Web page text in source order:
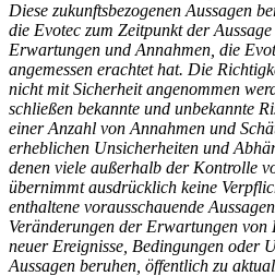
Diese zukunftsbezogenen Aussagen
die Evotec zum Zeitpunkt der
Erwartungen und Annahmen, die
angemessen erachtet hat. Die
nicht mit Sicherheit angenommen
schließen bekannte und unbekannte
einer Anzahl von Annahmen und
erheblichen Unsicherheiten und
denen viele außerhalb der Kontrolle
übernimmt ausdrücklich keine
enthaltene vorausschauende
Veränderungen der Erwartungen
neuer Ereignisse, Bedingungen oder
Aussagen beruhen, öffentlich zu